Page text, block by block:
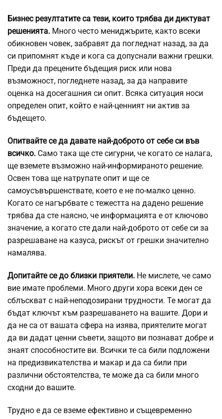
Бизнес резултатите са тези, които трябва ди диктуват
решенията. Много често мениджърите, както всеки
обикновен човек, забравят да погледнат назад, за да
си припомнят къде и кога са допуснали важни грешки.
Преди да прецените бъдещия риск или нова
възможност, погледнете назад, за да направите
оценка на досегашния си опит. Всяка ситуация носи
определен опит, който е най-ценният ни актив за
бъдещето.
Опитвайте се да давате най-доброто от себе си във
всичко. Само така ще сте сигурни, че когато се налага,
ще вземете възможно най-информираното решение.
Освен това ще натрупате опит и ще се
самоусъвършенствате, което е не по-малко ценно.
Когато се нагърбвате с тежестта на дадено решение
трябва да сте наясно, че информацията е от ключово
значение, а когато сте дали най-доброто от себе си за
разрешаване на казуса, рискът от грешки значително
намалява.
Допитайте се до близки приятели. Не мислете, че само
вие имате проблеми. Много други хора всеки ден се
сблъскват с най-неподозирани трудности. Те могат да
бъдат ключът към разрешаването на вашите. Дори и
да не са от вашата сфера на изява, приятелите могат
да ви дадат ценни съвети, защото ви познават добре и
знаят способностите ви. Всички те са били подложени
на предизвикателства и макар и да са били при
различни обстоятелства, те може да са били много
сходни до вашите.
Трудно е да се вземе ефективно и същевременно